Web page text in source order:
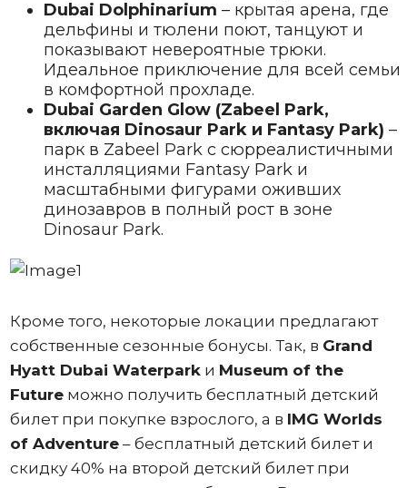
Dubai Dolphinarium – крытая арена, где
дельфины и тюлени поют, танцуют и
показывают невероятные трюки.
Идеальное приключение для всей семьи
в комфортной прохладе.
Dubai Garden Glow (Zabeel Park,
включая Dinosaur Park и Fantasy Park) –
парк в Zabeel Park с сюрреалистичными
инсталляциями Fantasy Park и
масштабными фигурами оживших
динозавров в полный рост в зоне
Dinosaur Park.
Кроме того, некоторые локации предлагают
собственные сезонные бонусы. Так, в Grand
Hyatt Dubai Waterparkи Museum of the
Futureможно получить бесплатный детский
билет при покупке взрослого, а в IMG Worlds
of Adventure– бесплатный детский билет и
скидку 40% на второй детский билет при